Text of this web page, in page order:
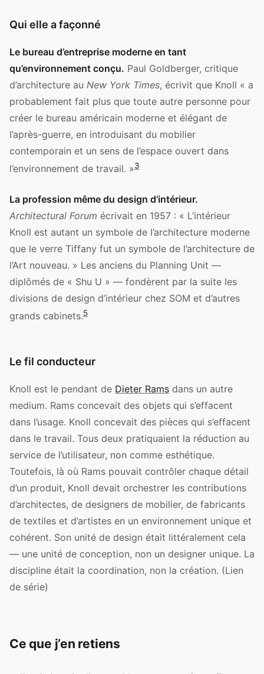
Qui elle a façonné
Le bureau d’entreprise moderne en tant
qu’environnement conçu. Paul Goldberger, critique
d’architecture au New York Times, écrivit que Knoll « a
probablement fait plus que toute autre personne pour
créer le bureau américain moderne et élégant de
l’après-guerre, en introduisant du mobilier
contemporain et un sens de l’espace ouvert dans
l’environnement de travail. »3
La profession même du design d’intérieur.
Architectural Forum écrivait en 1957 : « L’intérieur
Knoll est autant un symbole de l’architecture moderne
que le verre Tiffany fut un symbole de l’architecture de
l’Art nouveau. » Les anciens du Planning Unit —
diplômés de « Shu U » — fondèrent par la suite les
divisions de design d’intérieur chez SOM et d’autres
grands cabinets.5
Le fil conducteur
Knoll est le pendant de Dieter Rams dans un autre
medium. Rams concevait des objets qui s’effacent
dans l’usage. Knoll concevait des pièces qui s’effacent
dans le travail. Tous deux pratiquaient la réduction au
service de l’utilisateur, non comme esthétique.
Toutefois, là où Rams pouvait contrôler chaque détail
d’un produit, Knoll devait orchestrer les contributions
d’architectes, de designers de mobilier, de fabricants
de textiles et d’artistes en un environnement unique et
cohérent. Son unité de design était littéralement cela
— une unité de conception, non un designer unique. La
discipline était la coordination, non la création. (Lien
de série)
Ce que j’en retiens